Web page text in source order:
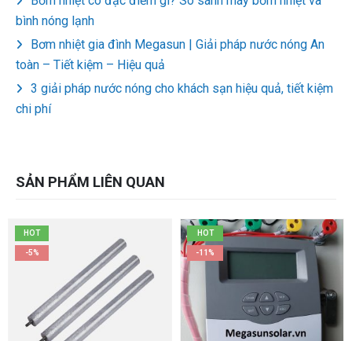
bình nóng lạnh
Bơm nhiệt gia đình Megasun | Giải pháp nước nóng An
toàn – Tiết kiệm – Hiệu quả
3 giải pháp nước nóng cho khách sạn hiệu quả, tiết kiệm
chi phí
SẢN PHẨM LIÊN QUAN
HOT
-5%
HOT
-11%